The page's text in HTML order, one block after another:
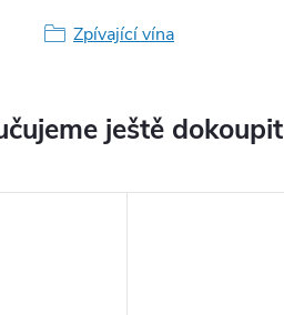
Zpívající vína
ještě dokoupit